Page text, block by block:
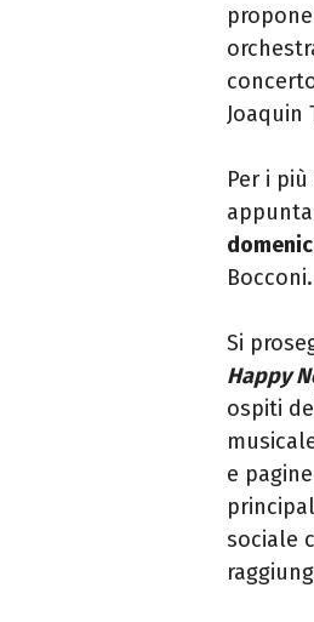
Joaquin
Per i
Bocconi.
Si
Happy
ospiti
e
sociale